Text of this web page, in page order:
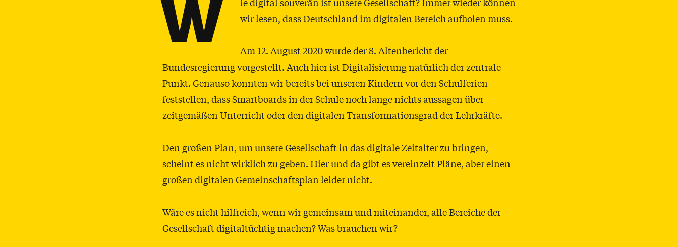
W
wir lesen, dass Deutschland im digitalen Bereich aufholen muss.
Am 12. August 2020 wurde der 8. Altenbericht der
Bundesregierung vorgestellt. Auch hier ist Digitalisierung natürlich der zentrale
Punkt. Genauso konnten wir bereits bei unseren Kindern vor den Schulferien
feststellen, dass Smartboards in der Schule noch lange nichts aussagen über
zeitgemäßen Unterricht oder den digitalen Transformationsgrad der Lehrkräfte.
Den großen Plan, um unsere Gesellschaft in das digitale Zeitalter zu bringen,
scheint es nicht wirklich zu geben. Hier und da gibt es vereinzelt Pläne, aber einen
großen digitalen Gemeinschaftsplan leider nicht.
Wäre es nicht hilfreich, wenn wir gemeinsam und miteinander, alle Bereiche der
Gesellschaft digitaltüchtig machen? Was brauchen wir?